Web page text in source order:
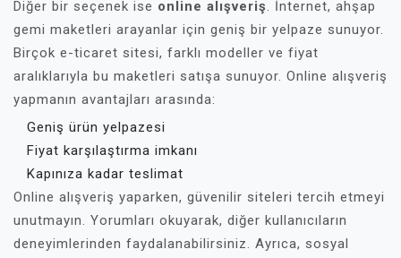
Diğer bir seçenek ise online alışveriş. İnternet, ahşap
gemi maketleri arayanlar için geniş bir yelpaze sunuyor.
Birçok e-ticaret sitesi, farklı modeller ve fiyat
aralıklarıyla bu maketleri satışa sunuyor. Online alışveriş
yapmanın avantajları arasında:
Geniş ürün yelpazesi
Fiyat karşılaştırma imkanı
Kapınıza kadar teslimat
Online alışveriş yaparken, güvenilir siteleri tercih etmeyi
unutmayın. Yorumları okuyarak, diğer kullanıcıların
deneyimlerinden faydalanabilirsiniz. Ayrıca, sosyal